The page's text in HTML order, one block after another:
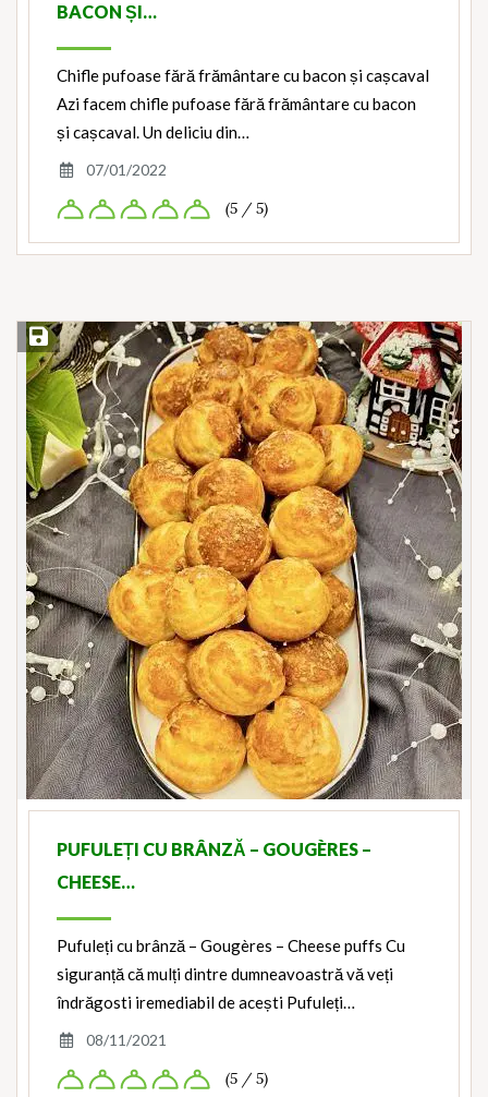
BACON ȘI…
Chifle pufoase fără frământare cu bacon și cașcaval
Azi facem chifle pufoase fără frământare cu bacon
și cașcaval. Un deliciu din…
07/01/2022
(5 / 5)
Save Recipe
PUFULEȚI CU BRÂNZĂ – GOUGÈRES –
CHEESE…
Pufuleți cu brânză – Gougères – Cheese puffs Cu
siguranță că mulți dintre dumneavoastră vă veți
îndrăgosti iremediabil de acești Pufuleți…
08/11/2021
(5 / 5)